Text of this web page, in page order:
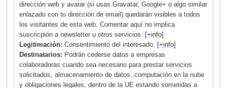
dirección web y avatar (si usas Gravatar, Google+ o algo similar
enlazado con tu dirección de email) quedarán visibles a todos
los visitantes de esta web. Comentar aquí no implica
suscricpión a newsletter u otros servicios. [+info]
Legitimación:Consentimiento del interesado. [+info]
Destinatarios: Podrán cederse datos a empresas
colaboradoras cuando sea necesario para prestar servicios
solicitados, almacenamiento de datos, computación en la nube
y obligaciones legales, dentro de la UE estando sometidas a